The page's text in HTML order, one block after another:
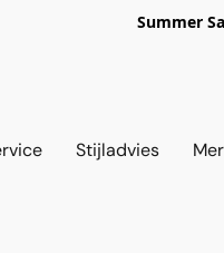
Summer
Stijladvies